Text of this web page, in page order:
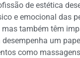
de estética
e emocional das
mas também têm
desempenha um
como